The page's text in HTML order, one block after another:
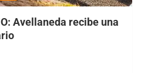
Avellaneda recibe una